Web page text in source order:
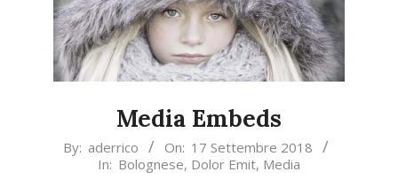
Media Embeds
2018-
By: aderrico On: 17 Settembre 2018
In: Bolognese, Dolor Emit, Media